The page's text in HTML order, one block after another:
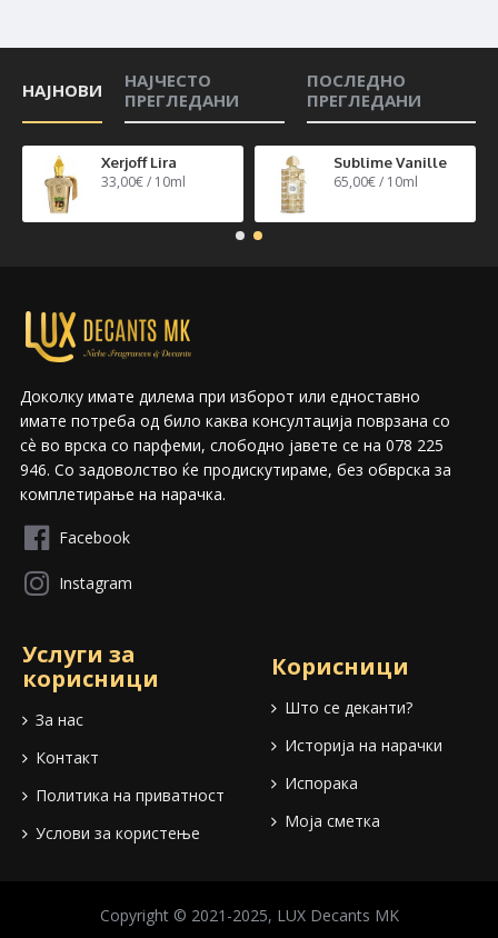
НАЈНОВИ
НАЈЧЕСТО
ПРЕГЛЕДАНИ
ПОСЛЕДНО
ПРЕГЛЕДАНИ
Xerjoff Lira
33,00€ / 10ml
Sublime Vanille
65,00€ / 10ml
Доколку имате дилема при изборот или едноставно
имате потреба од било каква консултација поврзана со
сѐ во врска со парфеми, слободно јавете се на 078 225
946. Со задоволство ќе продискутираме, без обврска за
комплетирање на нарачка.
Facebook
Instagram
Услуги за
корисници
За нас
Контакт
Политика на приватност
Услови за користење
Корисници
Што се деканти?
Историја на нарачки
Испорака
Моја сметка
Copyright © 2021-2025, LUX Decants MK